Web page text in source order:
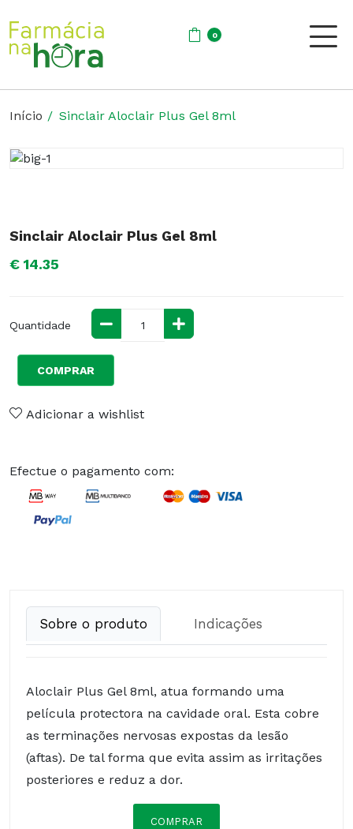
0
Início Sinclair Aloclair Plus Gel 8ml
Sinclair Aloclair Plus Gel 8ml
€ 14.35
Quantidade
COMPRAR
Adicionar a wishlist
Efectue o pagamento com:
Sobre o produto Indicações
Aloclair Plus Gel 8ml, atua formando uma
película protectora na cavidade oral. Esta cobre
as terminações nervosas expostas da lesão
(aftas). De tal forma que evita assim as irritações
posteriores e reduz a dor.
COMPRAR